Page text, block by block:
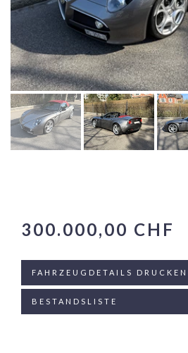
300.000,00 CHF
FAHRZEUGDETAILS DRUCKEN
BESTANDSLISTE